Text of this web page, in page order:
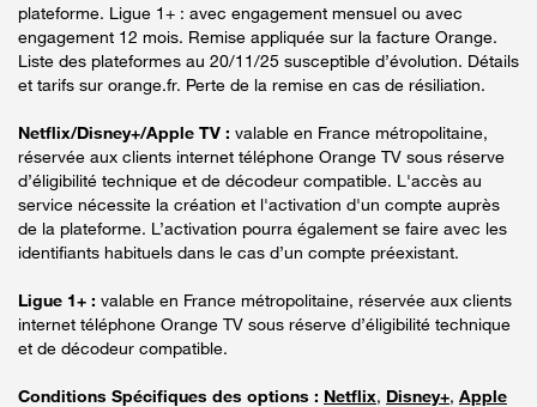
plateforme. Ligue 1+ : avec engagement mensuel ou avec
engagement 12 mois. Remise appliquée sur la facture Orange.
Liste des plateformes au 20/11/25 susceptible d’évolution. Détails
et tarifs sur orange.fr. Perte de la remise en cas de résiliation.
Netflix/Disney+/Apple TV : valable en France métropolitaine,
réservée aux clients internet téléphone Orange TV sous réserve
d’éligibilité technique et de décodeur compatible. L'accès au
service nécessite la création et l'activation d'un compte auprès
de la plateforme. L’activation pourra également se faire avec les
identifiants habituels dans le cas d’un compte préexistant.
Ligue 1+ : valable en France métropolitaine, réservée aux clients
internet téléphone Orange TV sous réserve d’éligibilité technique
et de décodeur compatible.
Conditions Spécifiques des options : Netflix, Disney+, Apple